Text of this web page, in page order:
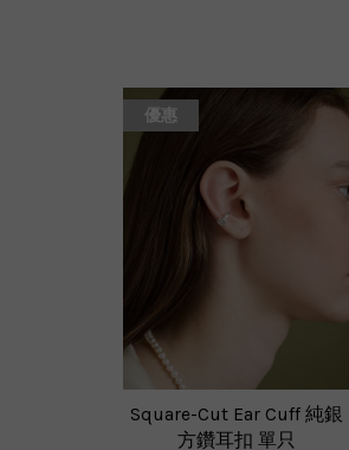
優惠
Square-Cut Ear Cuff 純銀
方鑽耳扣 單只